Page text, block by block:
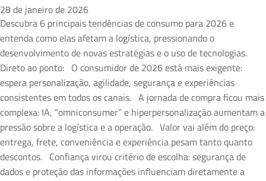
28 de janeiro de 2026
Descubra 6 principais tendências de consumo para 2026 e
entenda como elas afetam a logística, pressionando o
desenvolvimento de novas estratégias e o uso de tecnologias.
Direto ao ponto: O consumidor de 2026 está mais exigente:
espera personalização, agilidade, segurança e experiências
consistentes em todos os canais. A jornada de compra ficou mais
complexa: IA, “omniconsumer” e hiperpersonalização aumentam a
pressão sobre a logística e a operação. Valor vai além do preço:
entrega, frete, conveniência e experiência pesam tanto quanto
descontos. Confiança virou critério de escolha: segurança de
dados e proteção das informações influenciam diretamente a